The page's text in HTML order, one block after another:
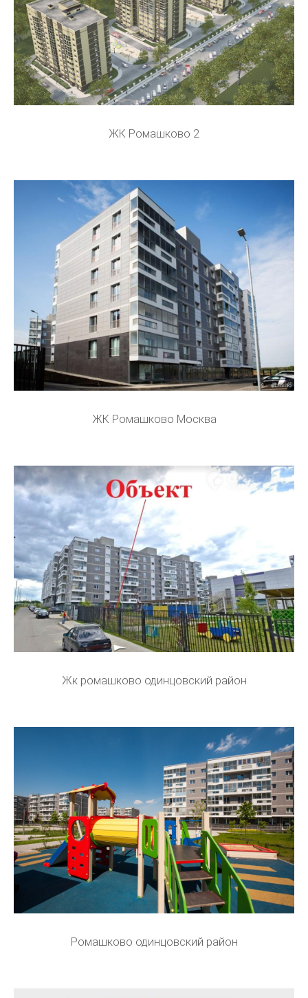
ЖК Ромашково 2
ЖК Ромашково Москва
Жк ромашково одинцовский район
Ромашково одинцовский район